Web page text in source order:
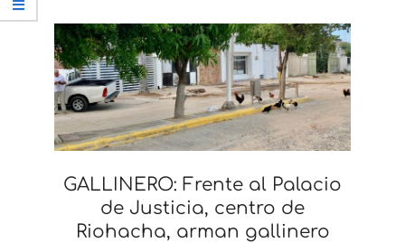
GALLINERO: Frente al Palacio
de Justicia, centro de
Riohacha, arman gallinero